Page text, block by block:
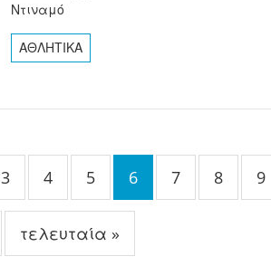
Ντιναμό
ΑΘΛΗΤΙΚΑ
3 4 5 6 7 8 9
τελευταία »